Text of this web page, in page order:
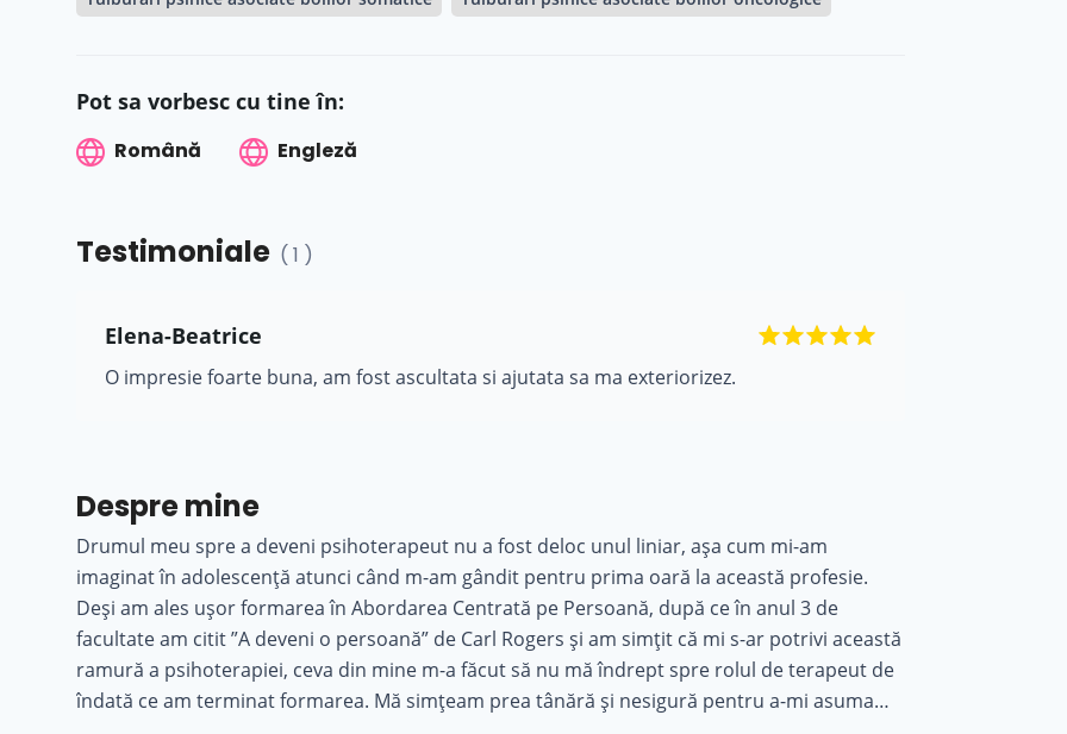
Pot sa vorbesc cu tine în:
Română Engleză
Testimoniale ( 1 )
Elena-Beatrice
O impresie foarte buna, am fost ascultata si ajutata sa ma exteriorizez.
Despre mine
Drumul meu spre a deveni psihoterapeut nu a fost deloc unul liniar, așa cum mi-am
imaginat în adolescență atunci când m-am gândit pentru prima oară la această profesie.
Deși am ales ușor formarea în Abordarea Centrată pe Persoană, după ce în anul 3 de
facultate am citit ”A deveni o persoană” de Carl Rogers și am simțit că mi s-ar potrivi această
ramură a psihoterapiei, ceva din mine m-a făcut să nu mă îndrept spre rolul de terapeut de
îndată ce am terminat formarea. Mă simțeam prea tânără și nesigură pentru a-mi asuma